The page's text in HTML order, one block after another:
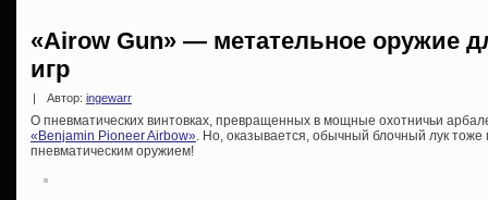
«Airow Gun» — метательное оружие
игр
| Автор: ingewarr
О пневматических винтовках, превращенных в мощные охотничьи
«Benjamin Pioneer Airbow» . Но, оказывается, обычный блочный лук
пневматическим оружием!